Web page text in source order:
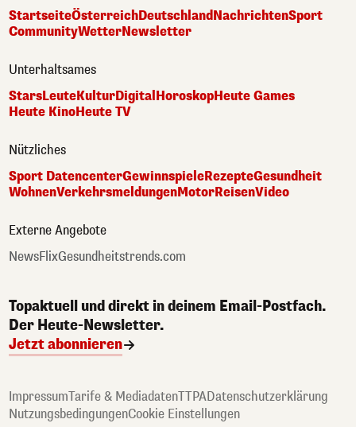
StartseiteÖsterreichDeutschlandNachrichtenSport
CommunityWetterNewsletter
Unterhaltsames
StarsLeuteKulturDigital HoroskopHeute Games
Heute KinoHeute TV
Nützliches
Sport DatencenterGewinnspieleRezepteGesundheit
WohnenVerkehrsmeldungenMotorReisenVideo
Externe Angebote
NewsFlixGesundheitstrends.com
Topaktuell und direkt in deinem Email-Postfach.
Der Heute-Newsletter.
Jetzt abonnieren
ImpressumTarife & MediadatenTTPADatenschutzerklärung
NutzungsbedingungenCookie Einstellungen